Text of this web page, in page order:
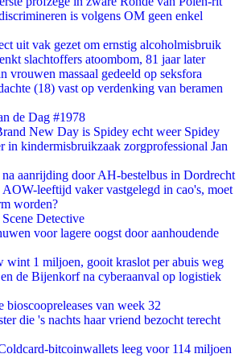
is volgens OM geen enkel
uit vak gezet om ernstig alcoholmisbruik
slachtoffers atoombom, 81 jaar later
vrouwen massaal gedeeld op seksfora
(18) vast op verdenking van beramen
de Dag #1978
New Day is Spidey echt weer Spidey
in kindermisbruikzaak zorgprofessional Jan
aanrijding door AH-bestelbus in Dordrecht
leeftijd vaker vastgelegd in cao's, moet
worden?
Detective
voor lagere oogst door aanhoudende
wint 1 miljoen, gooit kraslot per abuis weg
de Bijenkorf na cyberaanval op logistiek
bioscoopreleases van week 32
die 's nachts haar vriend bezocht terecht
bitcoinwallets leeg voor 114 miljoen